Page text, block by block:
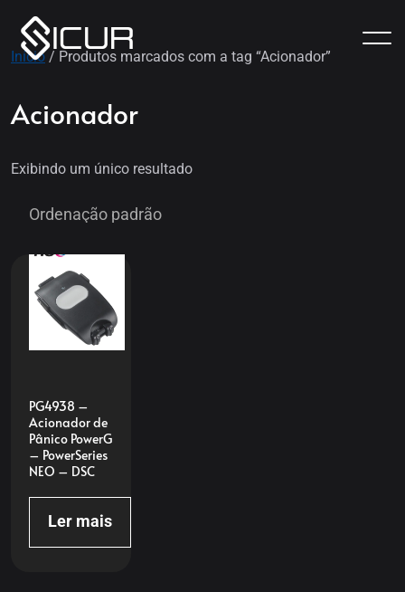
Início/ Produtos marcados com a tag “Acionador”
Acionador
Exibindo um único resultado
PG4938 –
Acionador de
Pânico PowerG
– PowerSeries
NEO – DSC
Ler mais